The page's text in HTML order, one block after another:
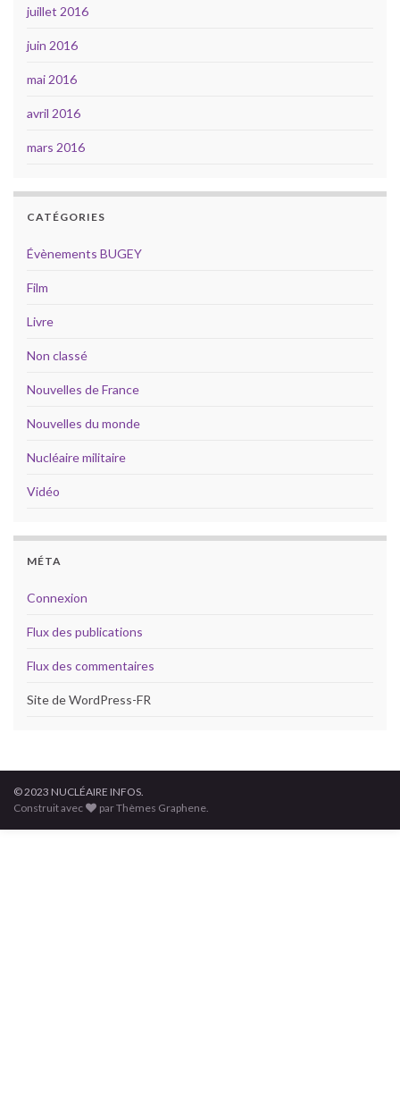
juillet 2016
juin 2016
mai 2016
avril 2016
mars 2016
CATÉGORIES
Évènements BUGEY
Film
Livre
Non classé
Nouvelles de France
Nouvelles du monde
Nucléaire militaire
Vidéo
MÉTA
Connexion
Flux des publications
Flux des commentaires
Site de WordPress-FR
© 2023 NUCLÉAIRE INFOS.
Construit avec
par Thèmes Graphene.